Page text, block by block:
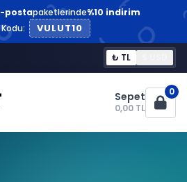
postapaketlerinde%10 indirim
VULUT10
₺ TL
Sepet
0,00 TL
0